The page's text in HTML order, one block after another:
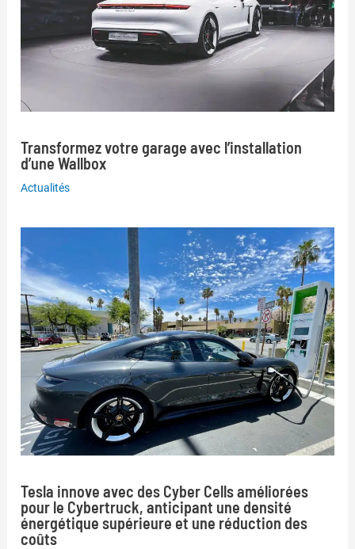
Transformez votre garage avec l’installation
d’une Wallbox
Actualités
Tesla innove avec des Cyber Cells améliorées
pour le Cybertruck, anticipant une densité
énergétique supérieure et une réduction des
coûts